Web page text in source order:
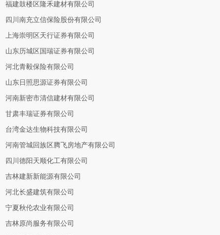
福建鼓楼区隆禾建材有限公司
四川南充立信保险股份有限公司
上海崇明区天行证券有限公司
山东历城区国瑞证券有限公司
河北青毅保险有限公司
山东日照思源证券有限公司
河南新密市清信建材有限公司
甘肃丰瑞证券有限公司
台湾金达生物科技有限公司
河南管城回族区腾飞房地产有限公司
四川德阳天顺化工有限公司
吉林建新新能源有限公司
河北长盛建筑有限公司
宁夏秋伦农业有限公司
吉林原尚服务有限公司